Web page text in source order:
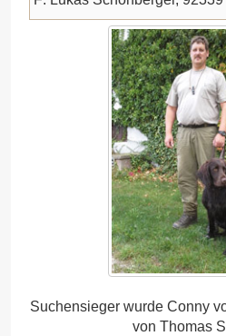
Suchensieger wurde Conny
von Thomas